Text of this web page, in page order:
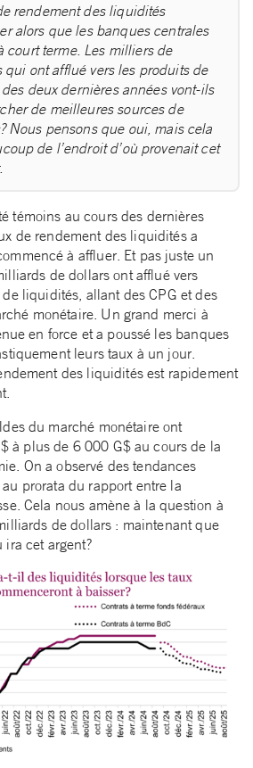
rendement des liquidités
alors que les banques centrales
court terme. Les milliers de
ont afflué vers les produits de
deux dernières années vont-ils
de meilleures sources de
Nous pensons que oui, mais cela
de l’endroit d’où provenait cet
témoins au cours des dernières
de rendement des liquidités a
à affluer. Et pas juste un
de dollars ont afflué vers
liquidités, allant des CPG et des
monétaire. Un grand merci à
en force et a poussé les banques
leurs taux à un jour.
des liquidités est rapidement
du marché monétaire ont
à plus de 6 000 G$ au cours de la
On a observé des tendances
prorata du rapport entre la
Cela nous amène à la question à
de dollars : maintenant que
cet argent?